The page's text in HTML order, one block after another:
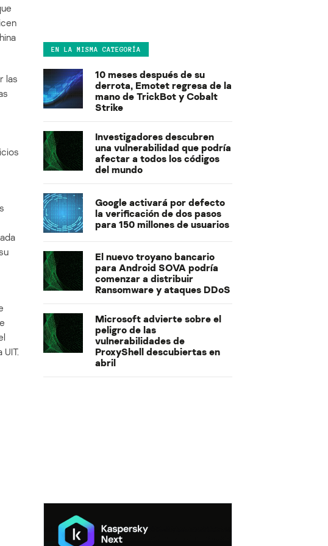
las
EN LA MISMA CATEGORÍA
10 meses después de su
derrota, Emotet regresa de la
mano de TrickBot y Cobalt
Strike
Investigadores descubren
una vulnerabilidad que podría
afectar a todos los códigos
del mundo
Google activará por defecto
la verificación de dos pasos
para 150 millones de usuarios
El nuevo troyano bancario
para Android SOVA podría
comenzar a distribuir
Ransomware y ataques DDoS
Microsoft advierte sobre el
peligro de las
vulnerabilidades de
ProxyShell descubiertas en
abril